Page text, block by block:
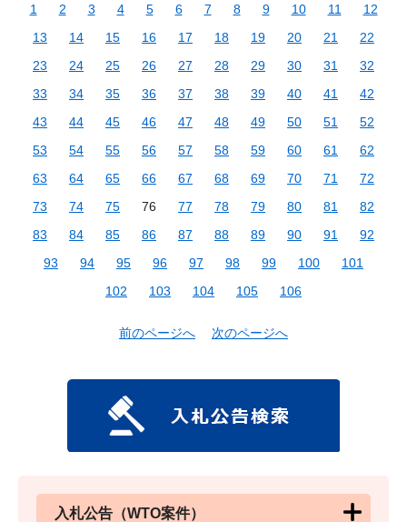
1 2 3 4 5 6 7 8 9 10 11
12
13
14 15 16 17 18 19 20 21
22
23
24 25 26 27 28 29 30 31
32
33
34 35 36 37 38 39 40 41
42
43
44 45 46 47 48 49 50 51
52
53
54 55 56 57 58 59 60 61
62
63
64 65 66 67 68 69 70 71
72
73
74 75 76 77 78 79 80 81
82
83
84 85 86 87 88 89 90 91
92
93
94 95 96 97 98 99 100
101
102
103 104 105 106
前のページへ 次のページへ
入札公告（WTO案件）